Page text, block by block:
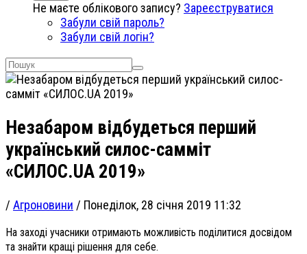
Не маєте облікового запису? Зареєструватися
Забули свій пароль?
Забули свій логін?
Незабаром відбудеться перший
український силос-самміт
«СИЛОС.UA 2019»
/ Агроновини / Понеділок, 28 січня 2019 11:32
На заході учасники отримають можливість поділитися досвідом
та знайти кращі рішення для себе.